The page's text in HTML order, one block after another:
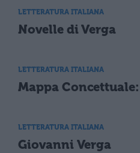
LETTERATURA ITALIANA
Novelle di Verga
LETTERATURA ITALIANA
Mappa
LETTERATURA ITALIANA
Giovanni Verga